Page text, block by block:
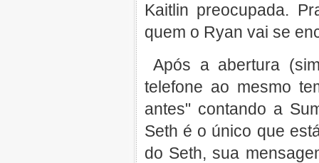
Kaitlin preocupada.
quem o Ryan vai se
Após a abertura
telefone ao mesmo
antes" contando a
Seth é o único que
do Seth, sua